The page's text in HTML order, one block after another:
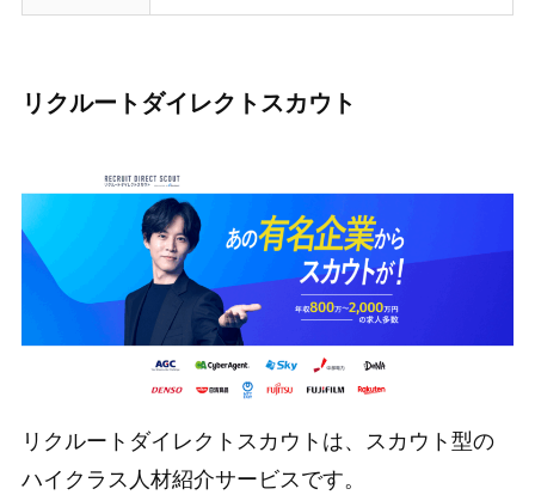
リクルートダイレクトスカウト
リクルートダイレクトスカウトは、スカウト型の
ハイクラス人材紹介サービスです。